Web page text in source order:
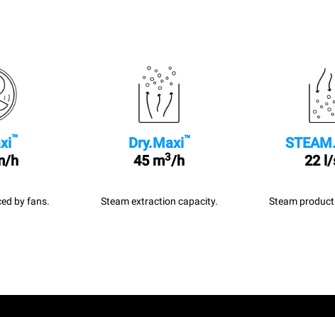
™
h
by fans.
Dry.Maxi™
45 m3/h
Steam extraction capacity.
22
Steam